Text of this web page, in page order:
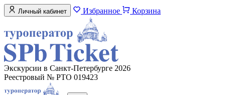
Личный кабинет Избранное Корзина
Экскурсии в Санкт-Петербурге 2026
Реестровый № РТО 019423